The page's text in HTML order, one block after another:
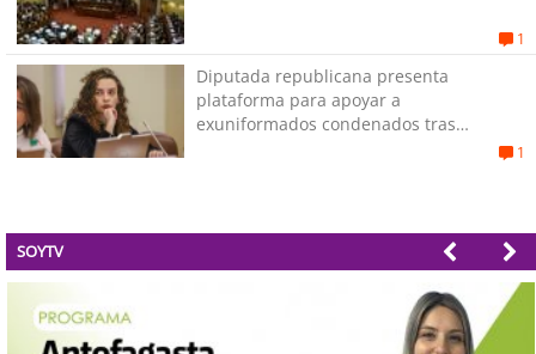
1
Diputada republicana presenta
plataforma para apoyar a
exuniformados condenados tras
1
SOYTV